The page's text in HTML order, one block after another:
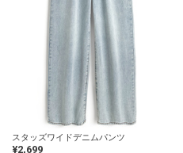
スタッズワイドデニムパンツ
¥2,699